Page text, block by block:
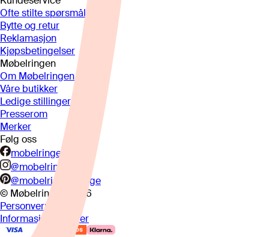
Ofte stilte spørsmål
Bytte og retur
Reklamasjon
Kjøpsbetingelser
Møbelringen
Om Møbelringen
Våre butikker
Ledige stillinger
Presserom
Merker
Følg oss
mobelringen.no
@mobelringen
@mobelringennorge
© Møbelringen
2026
Personvern
Informasjonskapsler